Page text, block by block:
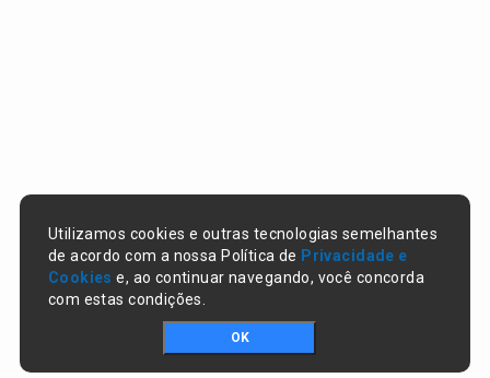
Utilizamos cookies e outras tecnologias semelhantes
de acordo com a nossa Política de Privacidade e
Cookies e, ao continuar navegando, você concorda
com estas condições.
OK